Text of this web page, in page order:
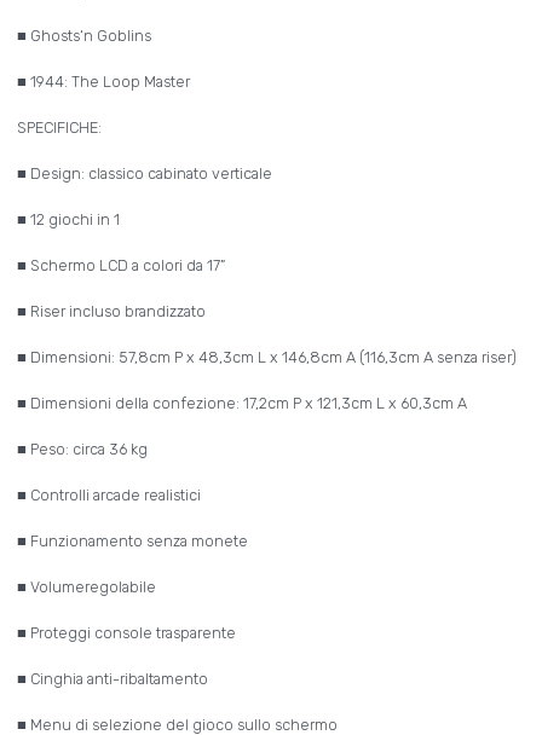
■ Ghosts‘n Goblins
■ 1944: The Loop Master
SPECIFICHE:
■ Design: classico cabinato verticale
■ 12 giochi in 1
■ Schermo LCD a colori da 17”
■ Riser incluso brandizzato
■ Dimensioni: 57,8cm P x 48,3cm L x 146,8cm A (116,3cm A senza riser)
■ Dimensioni della confezione: 17,2cm P x 121,3cm L x 60,3cm A
■ Peso: circa 36 kg
■ Controlli arcade realistici
■ Funzionamento senza monete
■ Volumeregolabile
■ Proteggi console trasparente
■ Cinghia anti-ribaltamento
■ Menu di selezione del gioco sullo schermo